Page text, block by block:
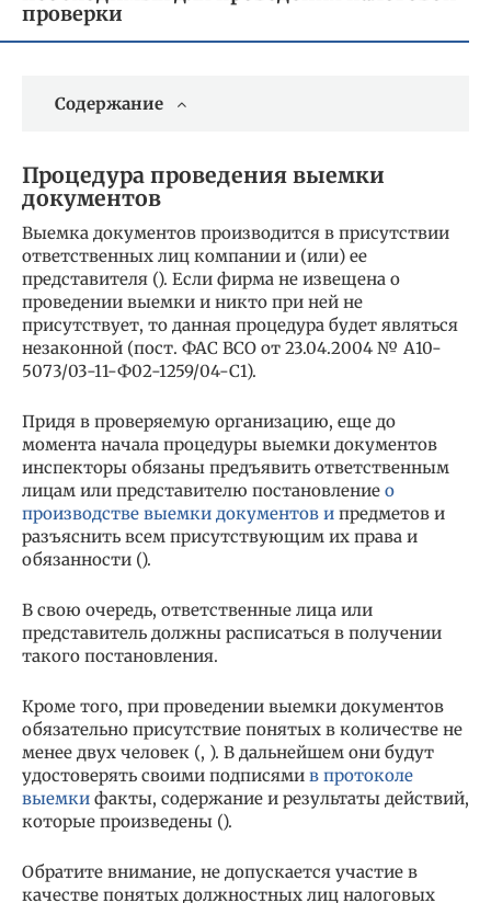
проверки
Содержание
Процедура проведения выемки
документов
Выемка документов производится в присутствии
ответственных лиц компании и (или) ее
представителя (). Если фирма не извещена о
проведении выемки и никто при ней не
присутствует, то данная процедура будет являться
незаконной (пост. ФАС ВСО от 23.04.2004 № А10-
5073/03-11-Ф02-1259/04-С1).
Придя в проверяемую организацию, еще до
момента начала процедуры выемки документов
инспекторы обязаны предъявить ответственным
лицам или представителю постановление о
производстве выемки документов и предметов и
разъяснить всем присутствующим их права и
обязанности ().
В свою очередь, ответственные лица или
представитель должны расписаться в получении
такого постановления.
Кроме того, при проведении выемки документов
обязательно присутствие понятых в количестве не
менее двух человек (, ). В дальнейшем они будут
удостоверять своими подписями в протоколе
выемки факты, содержание и результаты действий,
которые произведены ().
Обратите внимание, не допускается участие в
качестве понятых должностных лиц налоговых